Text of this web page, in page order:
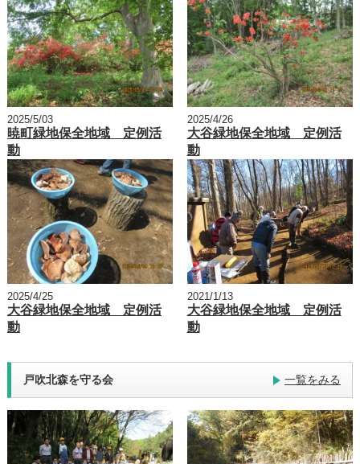
2025/5/03
暁町緑地保全地域 定例活
動
2025/4/26
大谷緑地保全地域 定例活
動
2025/4/25
大谷緑地保全地域 定例活
動
2021/1/13
大谷緑地保全地域 定例活
動
戸吹北森を守る会 一覧をみる